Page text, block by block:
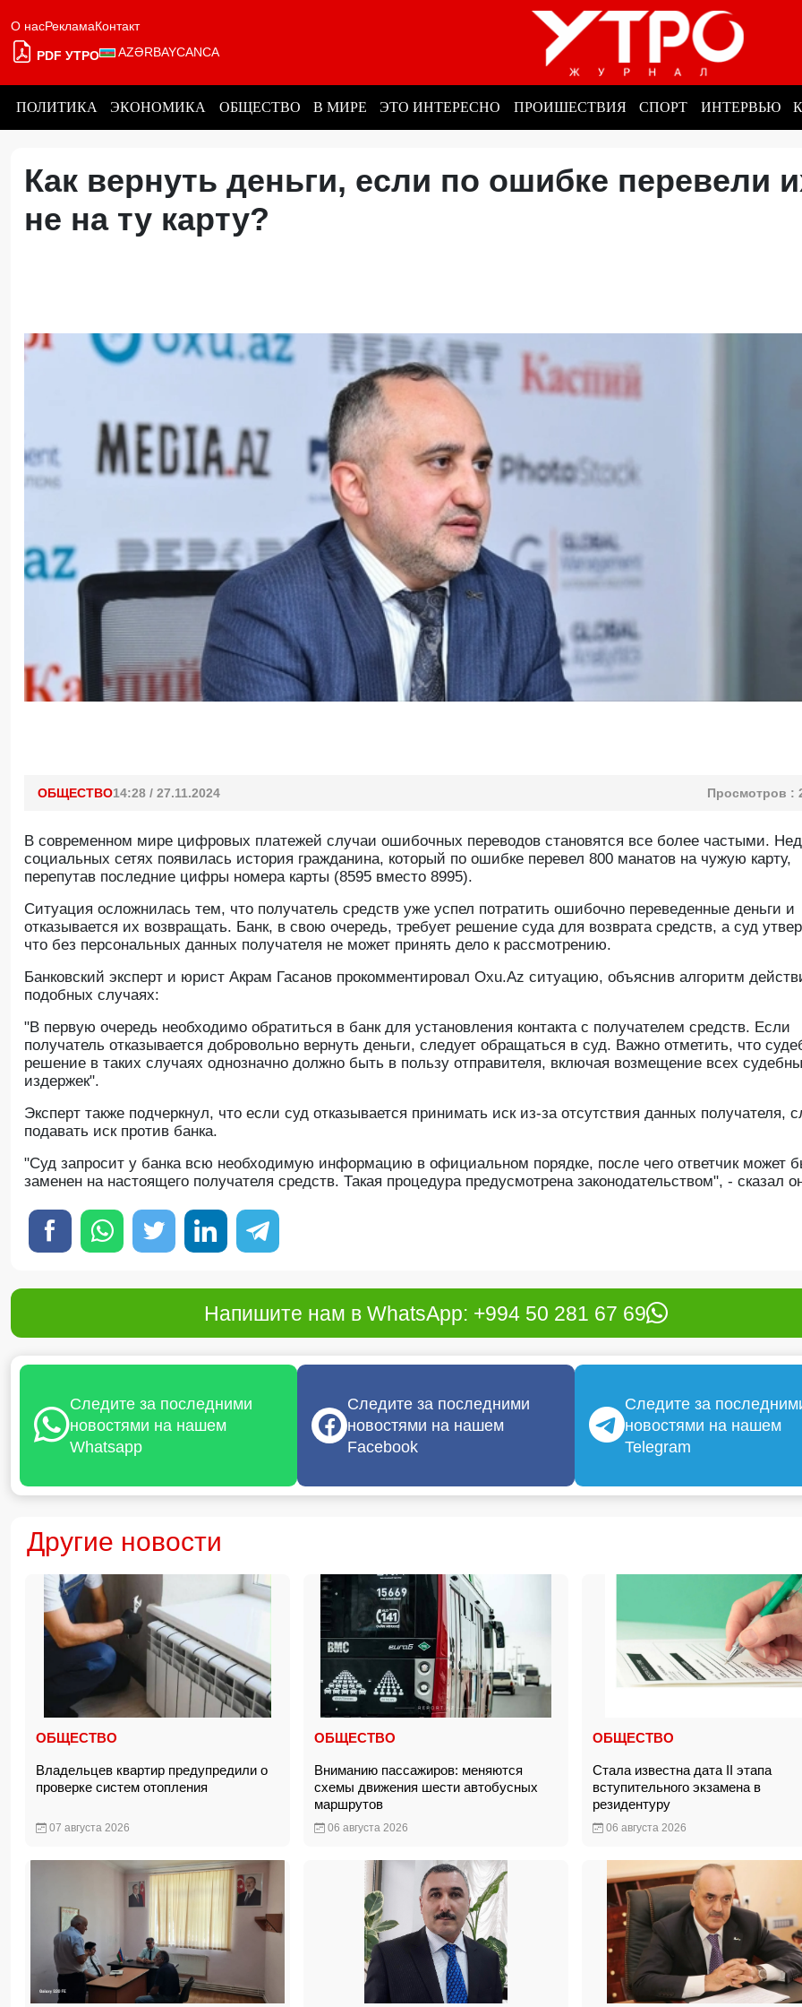
О насРекламаКонтакт
PDF УТРО AZƏRBAYCANCA
ПОЛИТИКА ЭКОНОМИКА ОБЩЕСТВО В МИРЕ ЭТО ИНТЕРЕСНО ПРОИШЕСТВИЯ СПОРТ ИНТЕРВЬЮ
Как вернуть деньги, если по ошибке перевели
не на ту карту?
ОБЩЕСТВО14:28 / 27.11.2024 Просмотров :
В современном мире цифровых платежей случаи ошибочных переводов становятся все более частыми.
социальных сетях появилась история гражданина, который по ошибке перевел 800 манатов на чужую карту,
перепутав последние цифры номера карты (8595 вместо 8995).
Ситуация осложнилась тем, что получатель средств уже успел потратить ошибочно переведенные деньги и
отказывается их возвращать. Банк, в свою очередь, требует решение суда для возврата средств, а суд
что без персональных данных получателя не может принять дело к рассмотрению.
Банковский эксперт и юрист Акрам Гасанов прокомментировал Oxu.Az ситуацию, объяснив алгоритм
подобных случаях:
"В первую очередь необходимо обратиться в банк для установления контакта с получателем средств. Если
получатель отказывается добровольно вернуть деньги, следует обращаться в суд. Важно отметить, что
решение в таких случаях однозначно должно быть в пользу отправителя, включая возмещение всех
издержек".
Эксперт также подчеркнул, что если суд отказывается принимать иск из-за отсутствия данных получателя,
подавать иск против банка.
"Суд запросит у банка всю необходимую информацию в официальном порядке, после чего ответчик может
заменен на настоящего получателя средств. Такая процедура предусмотрена законодательством", - сказал
Напишите нам в WhatsApp: +994 50 281 67 69
Следите за последними
новостями на нашем
Whatsapp
Следите за последними
новостями на нашем
Facebook
Следите за
новостями на нашем
Telegram
Другие новости
ОБЩЕСТВО
Владельцев квартир предупредили о
проверке систем отопления
07 августа 2026
ОБЩЕСТВО
Вниманию пассажиров: меняются
схемы движения шести автобусных
маршрутов
06 августа 2026
ОБЩЕСТВО
Стала известна дата II этапа
вступительного экзамена в
резидентуру
06 августа 2026